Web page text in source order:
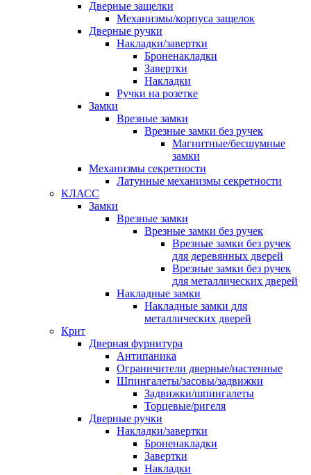
Дверные защелки
Механизмы/корпуса защелок
Дверные ручки
Накладки/завертки
Броненакладки
Завертки
Накладки
Ручки на розетке
Замки
Врезные замки
Врезные замки без ручек
Магнитные/бесшумные
замки
Механизмы секретности
Латунные механизмы секретности
КЛАСС
Замки
Врезные замки
Врезные замки без ручек
Врезные замки без ручек
для деревянных дверей
Врезные замки без ручек
для металлических дверей
Накладные замки
Накладные замки для
металлических дверей
Крит
Дверная фурнитура
Антипаника
Ограничители дверные/настенные
Шпингалеты/засовы/задвижки
Задвижки/шпингалеты
Торцевые/ригеля
Дверные ручки
Накладки/завертки
Броненакладки
Завертки
Накладки